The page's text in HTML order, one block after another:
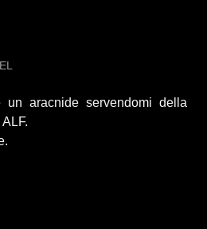
un aracnide servendomi della